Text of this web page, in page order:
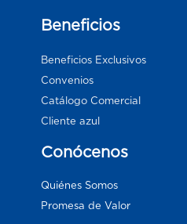
Beneficios
Beneficios Exclusivos
Convenios
Catálogo Comercial
Cliente azul
Conócenos
Quiénes Somos
Promesa de Valor